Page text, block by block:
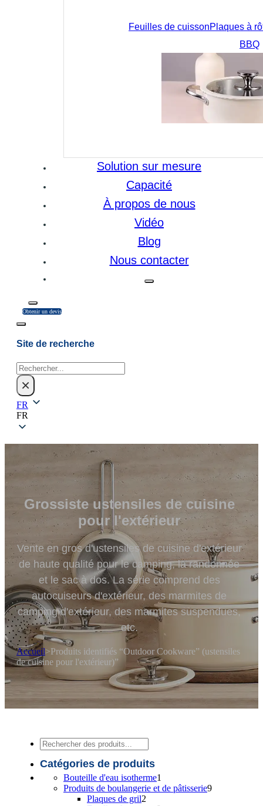
Feuilles de cuissonPlaques à
BBQ
Solution sur mesure
Capacité
À propos de nous
Vidéo
Blog
Nous contacter
Obtenir un devis
Site de recherche
Rechercher
×
FR
FR
Grossiste ustensiles de cuisine
pour l'extérieur
Vente en gros d'ustensiles de cuisine d'extérieur
de haute qualité pour le camping, la randonnée
et le sac à dos. La série comprend des
autocuiseurs d'extérieur, des marmites de
camping d'extérieur, des marmites suspendues,
etc.
Accueil>Produits identifiés “Outdoor Cookware” (ustensiles
de cuisine pour l'extérieur)”
Recherche
Catégories de produits
Bouteille d'eau isotherme1
produit
Produits de boulangerie et de pâtisserie99
Plaques de gril2